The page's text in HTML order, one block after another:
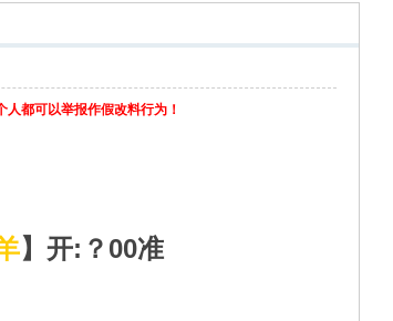
都可以举报作假改料行为！
】开:？00准